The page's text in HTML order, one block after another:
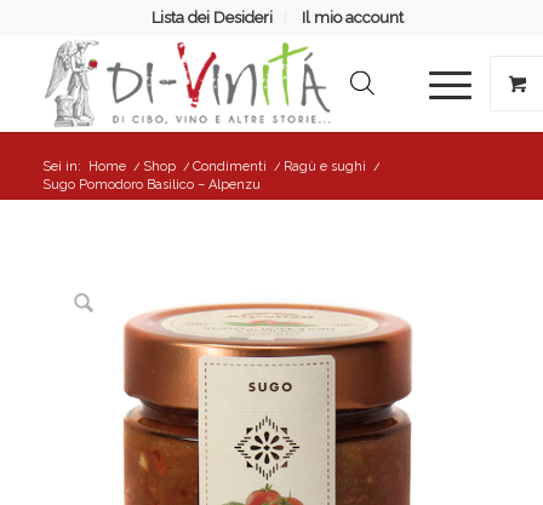
Lista dei Desideri Il mio account
Sei in: Home / Shop / Condimenti / Ragù e sughi /
Sugo Pomodoro Basilico – Alpenzu